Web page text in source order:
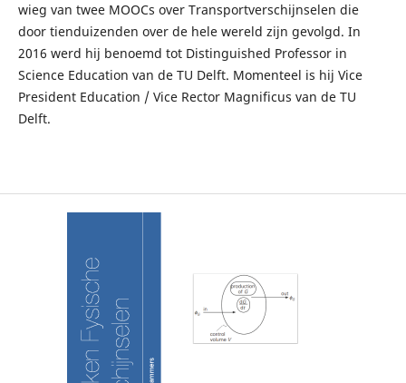
wieg van twee MOOCs over Transportverschijnselen die
door tienduizenden over de hele wereld zijn gevolgd. In
2016 werd hij benoemd tot Distinguished Professor in
Science Education van de TU Delft. Momenteel is hij Vice
President Education / Vice Rector Magnificus van de TU
Delft.